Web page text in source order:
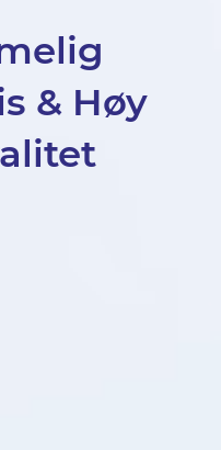
& Høy